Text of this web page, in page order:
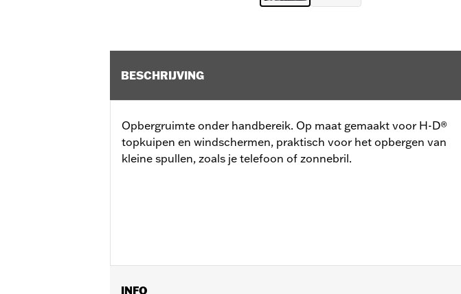
BESCHRIJVING
Opbergruimte onder handbereik. Op maat gemaakt voor H-D®
topkuipen en windschermen, praktisch voor het opbergen van
kleine spullen, zoals je telefoon of zonnebril.
INFO